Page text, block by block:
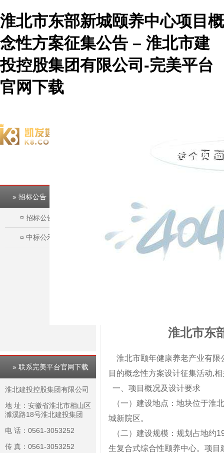
淮北市东部新城颐养中心项目概
念性方案征集公告 – 淮北市建
投控股集团有限公司-完美平台
官网下载
完美平
» 招标公告
¤ 招标公告
¤ 中标公示
» 联系完美平台官网下载
淮北建投控股集团有限公司
地 址：安徽省淮北市相山区
濉溪路18号淮北建投集团
电 话：0561-3053252
传 真：0561-3053252
淮北市东
淮北市颐年健康养老产业有限
目的概念性方案设计征集活动,
一、项目概况及设计要求
（一）建设地点：地块位于淮
城新院区。
（二）建设规模：规划占地约
生复合式综合性颐养中心。项